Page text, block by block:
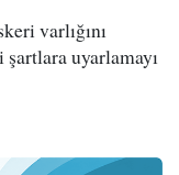
varlığını
uyarlamayı